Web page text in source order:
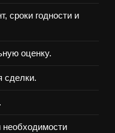
сроки годности и
оценку.
сделки.
необходимости